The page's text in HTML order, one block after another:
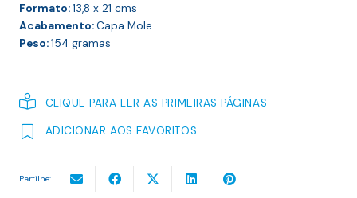
Formato:13,8 x 21 cms
Acabamento:Capa Mole
Peso:154 gramas
CLIQUE PARA LER AS PRIMEIRAS PÁGINAS
ADICIONAR AOS FAVORITOS
Partilhe: